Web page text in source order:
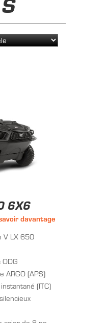
6X6
davantage
V LX 650
ARGO (APS)
(ITC)